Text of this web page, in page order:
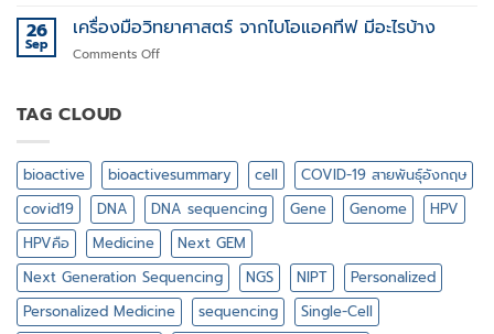
ความ
สนใจ
มือ
ที่
ตัวอย่าง
DNA
26
Sep
เครื่องมือวิทยาศาสตร์ จากไบโอแอคทีฟ มีอะไรบ้าง
Comments Offon
โอ
แอ
คทีฟ
มี
อะไร
บ้าง
TAG CLOUD
bioactive bioactivesummary cell
COVID-19 สายพันธุ์อังกฤษ
covid19
DNA DNA sequencing Gene Genome
HPV
HPVคือ
Medicine
Next GEM
Next Generation Sequencing
NGS NIPT
Personalized
Personalized Medicine
sequencing
Single-Cell